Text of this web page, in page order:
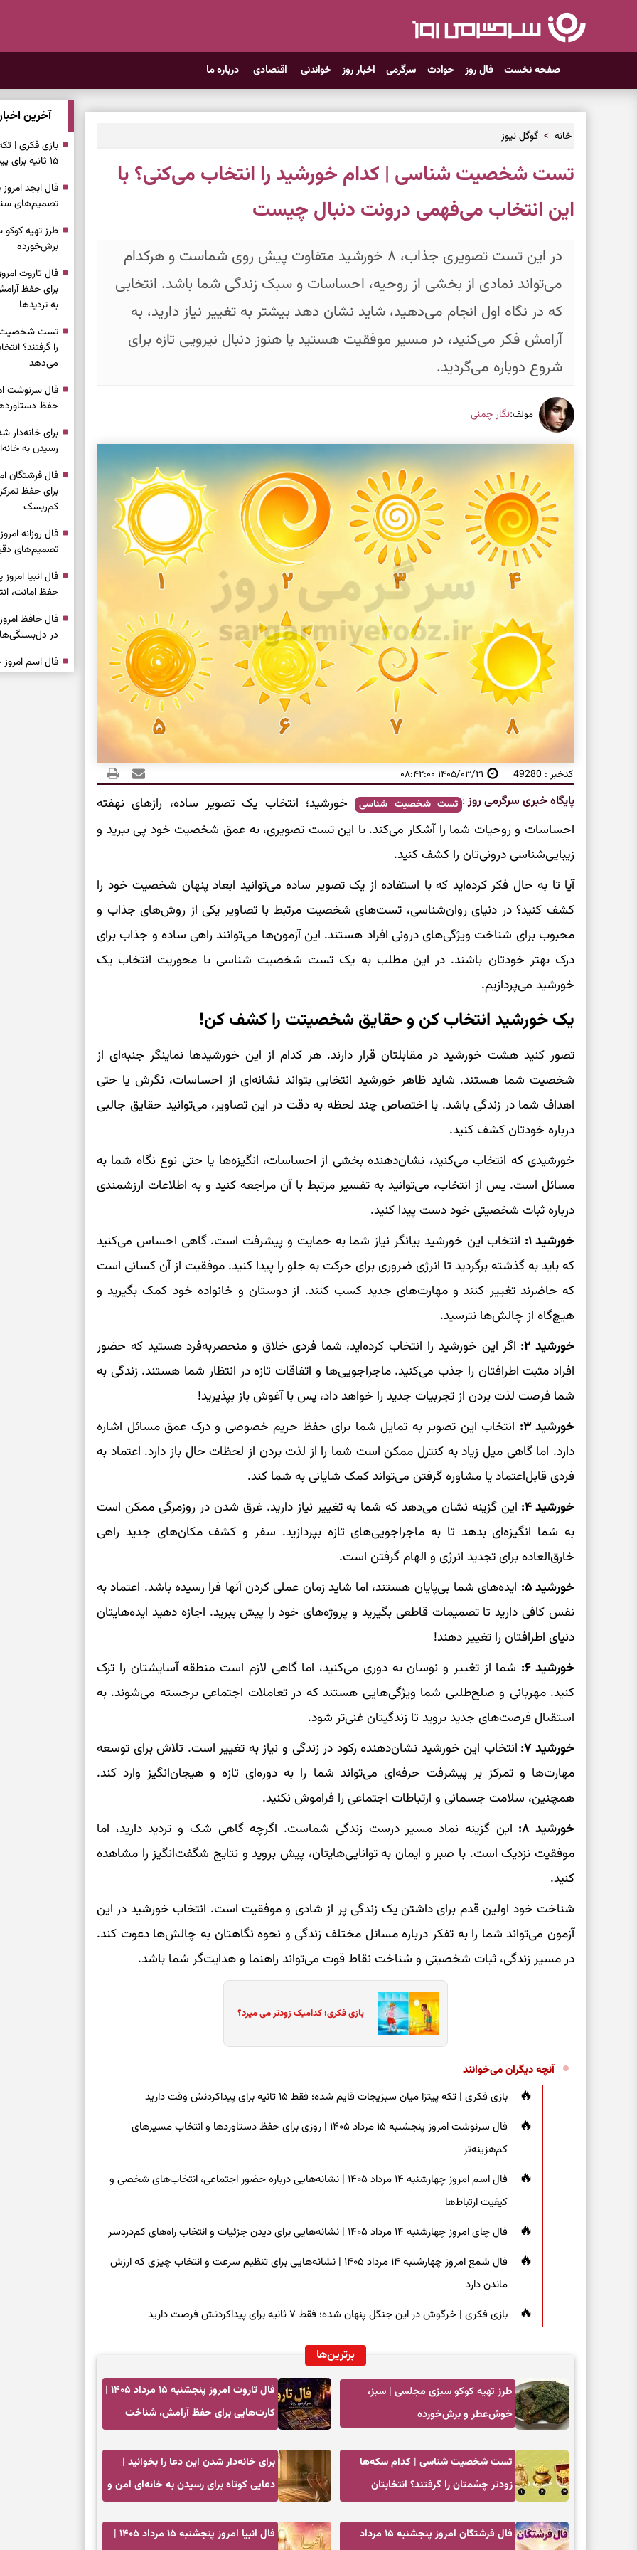
صفحه نخست فال روز حوادث سرگرمی اخبار روز خواندنی اقتصادی درباره ما
خانه گوگل نیوز
تست شخصیت شناسی | کدام خورشید را انتخاب می‌کنی؟ با
این انتخاب می‌فهمی درونت دنبال چیست
در این تست تصویری جذاب، ۸ خورشید متفاوت پیش روی شماست و هرکدام
می‌تواند نمادی از بخشی از روحیه، احساسات و سبک زندگی شما باشد. انتخابی
که در نگاه اول انجام می‌دهید، شاید نشان دهد بیشتر به تغییر نیاز دارید، به
آرامش فکر می‌کنید، در مسیر موفقیت هستید یا هنوز دنبال نیرویی تازه برای
شروع دوباره می‌گردید.
مولف:نگار چمنی
کدخبر : 49280 ۱۴۰۵/۰۳/۲۱ ۰۸:۴۲:۰۰
پایگاه خبری سرگرمی روز: تست شخصیت شناسی خورشید؛ انتخاب یک تصویر ساده، رازهای نهفته
احساسات و روحیات شما را آشکار می‌کند. با این تست تصویری، به عمق شخصیت خود پی ببرید و
زیبایی‌شناسی درونی‌تان را کشف کنید.
آیا تا به حال فکر کرده‌اید که با استفاده از یک تصویر ساده می‌توانید ابعاد پنهان شخصیت خود را
کشف کنید؟ در دنیای روان‌شناسی، تست‌های شخصیت مرتبط با تصاویر یکی از روش‌های جذاب و
محبوب برای شناخت ویژگی‌های درونی افراد هستند. این آزمون‌ها می‌توانند راهی ساده و جذاب برای
درک بهتر خودتان باشند. در این مطلب به یک تست شخصیت شناسی با محوریت انتخاب یک
خورشید می‌پردازیم.
یک خورشید انتخاب کن و حقایق شخصیتت را کشف کن!
تصور کنید هشت خورشید در مقابلتان قرار دارند. هر کدام از این خورشیدها نماینگر جنبه‌ای از
شخصیت شما هستند. شاید ظاهر خورشید انتخابی بتواند نشانه‌ای از احساسات، نگرش یا حتی
اهداف شما در زندگی باشد. با اختصاص چند لحظه به دقت در این تصاویر، می‌توانید حقایق جالبی
درباره خودتان کشف کنید.
خورشیدی که انتخاب می‌کنید، نشان‌دهنده بخشی از احساسات، انگیزه‌ها یا حتی نوع نگاه شما به
مسائل است. پس از انتخاب، می‌توانید به تفسیر مرتبط با آن مراجعه کنید و به اطلاعات ارزشمندی
درباره ثبات شخصیتی خود دست پیدا کنید.
خورشید ۱:
انتخاب این خورشید بیانگر نیاز شما به حمایت و پیشرفت است. گاهی احساس می‌کنید
که باید به گذشته برگردید تا انرژی ضروری برای حرکت به جلو را پیدا کنید. موفقیت از آن کسانی است
که حاضرند تغییر کنند و مهارت‌های جدید کسب کنند. از دوستان و خانواده خود کمک بگیرید و
هیچ‌گاه از چالش‌ها نترسید.
خورشید ۲:
اگر این خورشید را انتخاب کرده‌اید، شما فردی خلاق و منحصربه‌فرد هستید که حضور
افراد مثبت اطرافتان را جذب می‌کنید. ماجراجویی‌ها و اتفاقات تازه در انتظار شما هستند. زندگی به
شما فرصت لذت بردن از تجربیات جدید را خواهد داد، پس با آغوش باز بپذیرید!
خورشید ۳:
انتخاب این تصویر به تمایل شما برای حفظ حریم خصوصی و درک عمق مسائل اشاره
دارد. اما گاهی میل زیاد به کنترل ممکن است شما را از لذت بردن از لحظات حال باز دارد. اعتماد به
فردی قابل‌اعتماد یا مشاوره گرفتن می‌تواند کمک شایانی به شما کند.
خورشید ۴:
این گزینه نشان می‌دهد که شما به تغییر نیاز دارید. غرق شدن در روزمرگی ممکن است
به شما انگیزه‌ای بدهد تا به ماجراجویی‌های تازه بپردازید. سفر و کشف مکان‌های جدید راهی
خارق‌العاده برای تجدید انرژی و الهام گرفتن است.
خورشید ۵:
ایده‌های شما بی‌پایان هستند، اما شاید زمان عملی کردن آنها فرا رسیده باشد. اعتماد به
نفس کافی دارید تا تصمیمات قاطعی بگیرید و پروژه‌های خود را پیش ببرید. اجازه دهید ایده‌هایتان
دنیای اطرافتان را تغییر دهند!
خورشید ۶:
شما از تغییر و نوسان به دوری می‌کنید، اما گاهی لازم است منطقه آسایشتان را ترک
کنید. مهربانی و صلح‌طلبی شما ویژگی‌هایی هستند که در تعاملات اجتماعی برجسته می‌شوند. به
استقبال فرصت‌های جدید بروید تا زندگیتان غنی‌تر شود.
خورشید ۷:
انتخاب این خورشید نشان‌دهنده رکود در زندگی و نیاز به تغییر است. تلاش برای توسعه
مهارت‌ها و تمرکز بر پیشرفت حرفه‌ای می‌تواند شما را به دوره‌ای تازه و هیجان‌انگیز وارد کند.
همچنین، سلامت جسمانی و ارتباطات اجتماعی را فراموش نکنید.
خورشید ۸:
این گزینه نماد مسیر درست زندگی شماست. اگرچه گاهی شک و تردید دارید، اما
موفقیت نزدیک است. با صبر و ایمان به توانایی‌هایتان، پیش بروید و نتایج شگفت‌انگیز را مشاهده
کنید.
شناخت خود اولین قدم برای داشتن یک زندگی پر از شادی و موفقیت است. انتخاب خورشید در این
آزمون می‌تواند شما را به تفکر درباره مسائل مختلف زندگی و نحوه نگاهتان به چالش‌ها دعوت کند.
در مسیر زندگی، ثبات شخصیتی و شناخت نقاط قوت می‌تواند راهنما و هدایت‌گر شما باشد.
بازی فکری؛ کدامیک زودتر می میرد؟
آنچه دیگران می‌خوانند
بازی فکری | تکه پیتزا میان سبزیجات قایم شده؛ فقط ۱۵ ثانیه برای پیداکردنش وقت دارید
فال سرنوشت امروز پنجشنبه ۱۵ مرداد ۱۴۰۵ | روزی برای حفظ دستاوردها و انتخاب مسیرهای
کم‌هزینه‌تر
فال اسم امروز چهارشنبه ۱۴ مرداد ۱۴۰۵ | نشانه‌هایی درباره حضور اجتماعی، انتخاب‌های شخصی و
کیفیت ارتباط‌ها
فال چای امروز چهارشنبه ۱۴ مرداد ۱۴۰۵ | نشانه‌هایی برای دیدن جزئیات و انتخاب راه‌های کم‌دردسر
فال شمع امروز چهارشنبه ۱۴ مرداد ۱۴۰۵ | نشانه‌هایی برای تنظیم سرعت و انتخاب چیزی که ارزش
ماندن دارد
بازی فکری | خرگوش در این جنگل پنهان شده؛ فقط ۷ ثانیه برای پیداکردنش فرصت دارید
برترین‌ها
طرز تهیه کوکو سبزی مجلسی | سبز،
خوش‌عطر و برش‌خورده
فال تاروت امروز پنجشنبه ۱۵ مرداد ۱۴۰۵ |
کارت‌هایی برای حفظ آرامش، شناخت
تست شخصیت شناسی | کدام سکه‌ها
زودتر چشمتان را گرفتند؟ انتخابتان
برای خانه‌دار شدن این دعا را بخوانید |
دعایی کوتاه برای رسیدن به خانه‌ای امن و
فال فرشتگان امروز پنجشنبه ۱۵ مرداد
فال انبیا امروز پنجشنبه ۱۵ مرداد ۱۴۰۵ |
آخرین
بازی فکری |
۱۵ ثانیه برای پیداکردنش وقت دارید
تصمیم‌های
طرز تهیه
برش‌خورده
برای حفظ
به تردیدها
تست شخصیت
را گرفتند؟
می‌دهد
حفظ
برای خانه‌دار
رسیدن به
برای حفظ
کم‌ریسک
تصمیم‌های
حفظ امانت،
در
درباره حضور